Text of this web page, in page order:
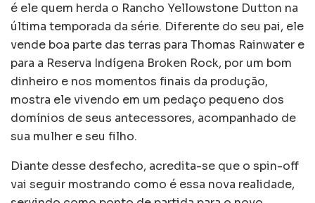
é ele quem herda o Rancho Yellowstone Dutton na
última temporada da série. Diferente do seu pai, ele
vende boa parte das terras para Thomas Rainwater e
para a Reserva Indígena Broken Rock, por um bom
dinheiro e nos momentos finais da produção,
mostra ele vivendo em um pedaço pequeno dos
domínios de seus antecessores, acompanhado de
sua mulher e seu filho.
Diante desse desfecho, acredita-se que o spin-off
vai seguir mostrando como é essa nova realidade,